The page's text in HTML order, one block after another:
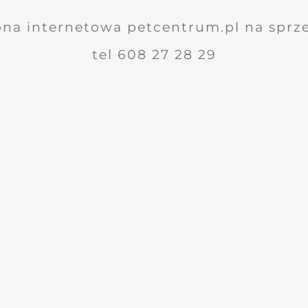
internetowa petcentrum.pl na
tel 608 27 28 29